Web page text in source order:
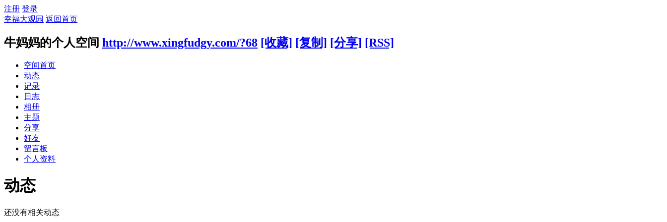
注册 登录
幸福大观园 返回首页
牛妈妈的个人空间 http://www.xingfudgy.com/?68 [收藏] [复制] [分享] [RSS]
空间首页
动态
记录
日志
相册
主题
分享
好友
留言板
个人资料
动态
还没有相关动态